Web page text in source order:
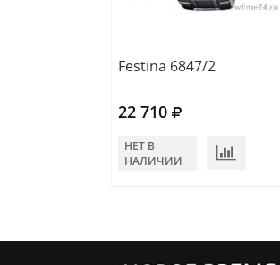
Festina 6847/2
22 710
НЕТ В
НАЛИЧИИ